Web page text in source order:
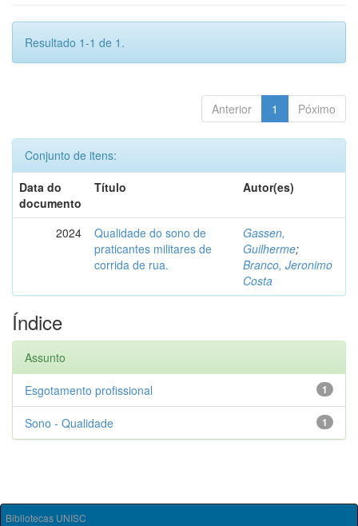
Resultado 1-1 de 1.
Anterior 1 Póximo
Conjunto de itens:
Data do
documento
Título Autor(es)
2024
Qualidade do sono de
praticantes militares de
corrida de rua.
Gassen,
Guilherme;
Branco, Jeronimo
Costa
Índice
Assunto
1
Esgotamento profissional
1
Sono - Qualidade
Bibliotecas UNISC